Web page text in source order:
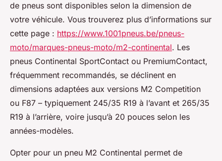
de pneus sont disponibles selon la dimension de
votre véhicule. Vous trouverez plus d’informations sur
cette page : https://www.1001pneus.be/pneus-
moto/marques-pneus-moto/m2-continental. Les
pneus Continental SportContact ou PremiumContact,
fréquemment recommandés, se déclinent en
dimensions adaptées aux versions M2 Competition
ou F87 – typiquement 245/35 R19 à l’avant et 265/35
R19 à l’arrière, voire jusqu’à 20 pouces selon les
années-modèles.
Opter pour un pneu M2 Continental permet de